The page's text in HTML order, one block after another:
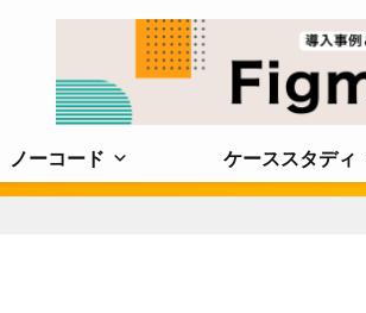
ノーコード ケーススタディ